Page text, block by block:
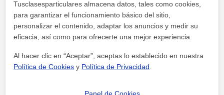
Tusclasesparticulares almacena datos, tales como cookies,
para garantizar el funcionamiento básico del sitio,
personalizar el contenido, adaptar los anuncios y medir su
eficacia, así como para ofrecerte una mejor experiencia.
Al hacer clic en “Aceptar”, aceptas lo establecido en nuestra
Política de Cookies y Política de Privacidad
Panel de Cookies